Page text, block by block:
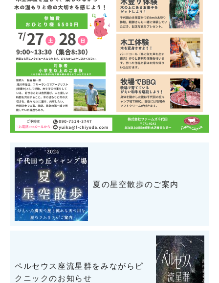
夏の星空散歩のご案内
ペルセウス座流星群をみながらピ
クニックのお知らせ